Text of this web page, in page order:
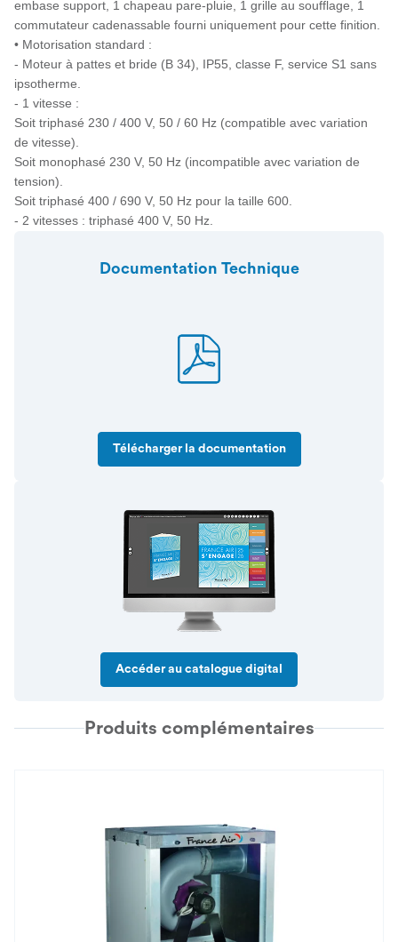
embase support, 1 chapeau pare-pluie, 1 grille au soufflage, 1
commutateur cadenassable fourni uniquement pour cette finition.
• Motorisation standard :
- Moteur à pattes et bride (B 34), IP55, classe F, service S1 sans
ipsotherme.
- 1 vitesse :
Soit triphasé 230 / 400 V, 50 / 60 Hz (compatible avec variation
de vitesse).
Soit monophasé 230 V, 50 Hz (incompatible avec variation de
tension).
Soit triphasé 400 / 690 V, 50 Hz pour la taille 600.
- 2 vitesses : triphasé 400 V, 50 Hz.
Documentation Technique
Télécharger la documentation
Accéder au catalogue digital
Produits complémentaires